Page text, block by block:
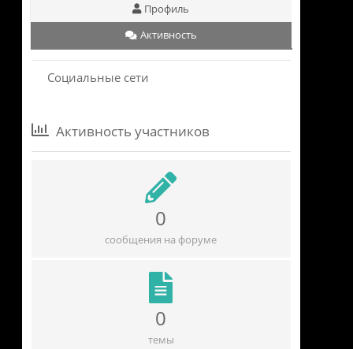
Профиль
Активность
Социальные сети
Активность участников
0
сообщения на форуме
0
темы